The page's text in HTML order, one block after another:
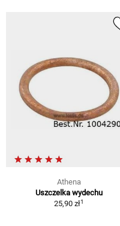
Athena
Uszczelka wydechu
25,90 zł1